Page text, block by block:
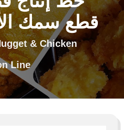
قطع سمك
& Chicken
Line